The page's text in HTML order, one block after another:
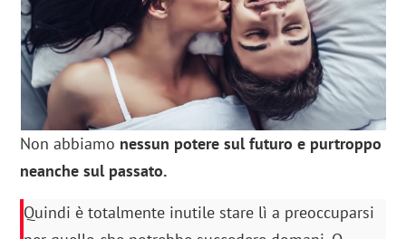
Non abbiamo nessun potere sul futuro e purtroppo
neanche sul passato.
Quindi è totalmente inutile stare lì a preoccuparsi